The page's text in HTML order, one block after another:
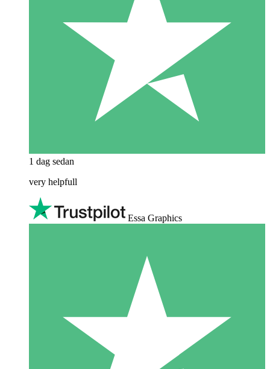
1 dag sedan
very helpfull
Essa Graphics